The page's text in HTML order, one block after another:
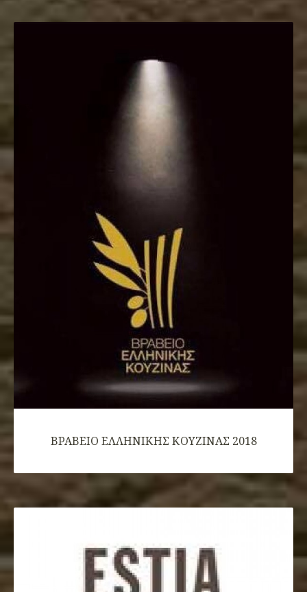
ΒΡΑΒΕΙΟ ΕΛΛHΝΙΚΗΣ ΚΟΥΖΙΝΑΣ 2018